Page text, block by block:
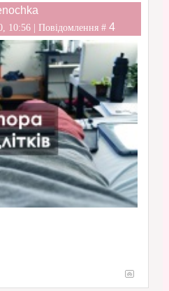
10:56 | Повідомлення # 4